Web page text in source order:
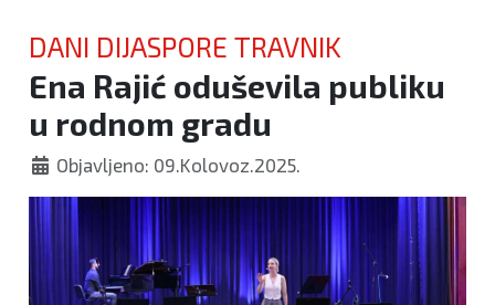
DANI DIJASPORE TRAVNIK
Ena Rajić oduševila publiku
u rodnom gradu
Objavljeno: 09.Kolovoz.2025.